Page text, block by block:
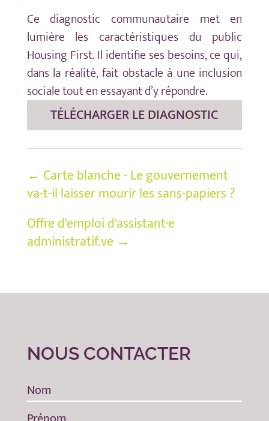
Ce diagnostic communautaire met en
lumière les caractéristiques du public
Housing First. Il identifie ses besoins, ce qui,
dans la réalité, fait obstacle à une inclusion
sociale tout en essayant d’y répondre.
TÉLÉCHARGER LE DIAGNOSTIC
← Carte blanche - Le gouvernement
va-t-il laisser mourir les sans-papiers ?
Offre d'emploi d'assistant·e
administratif.ve→
NOUS CONTACTER